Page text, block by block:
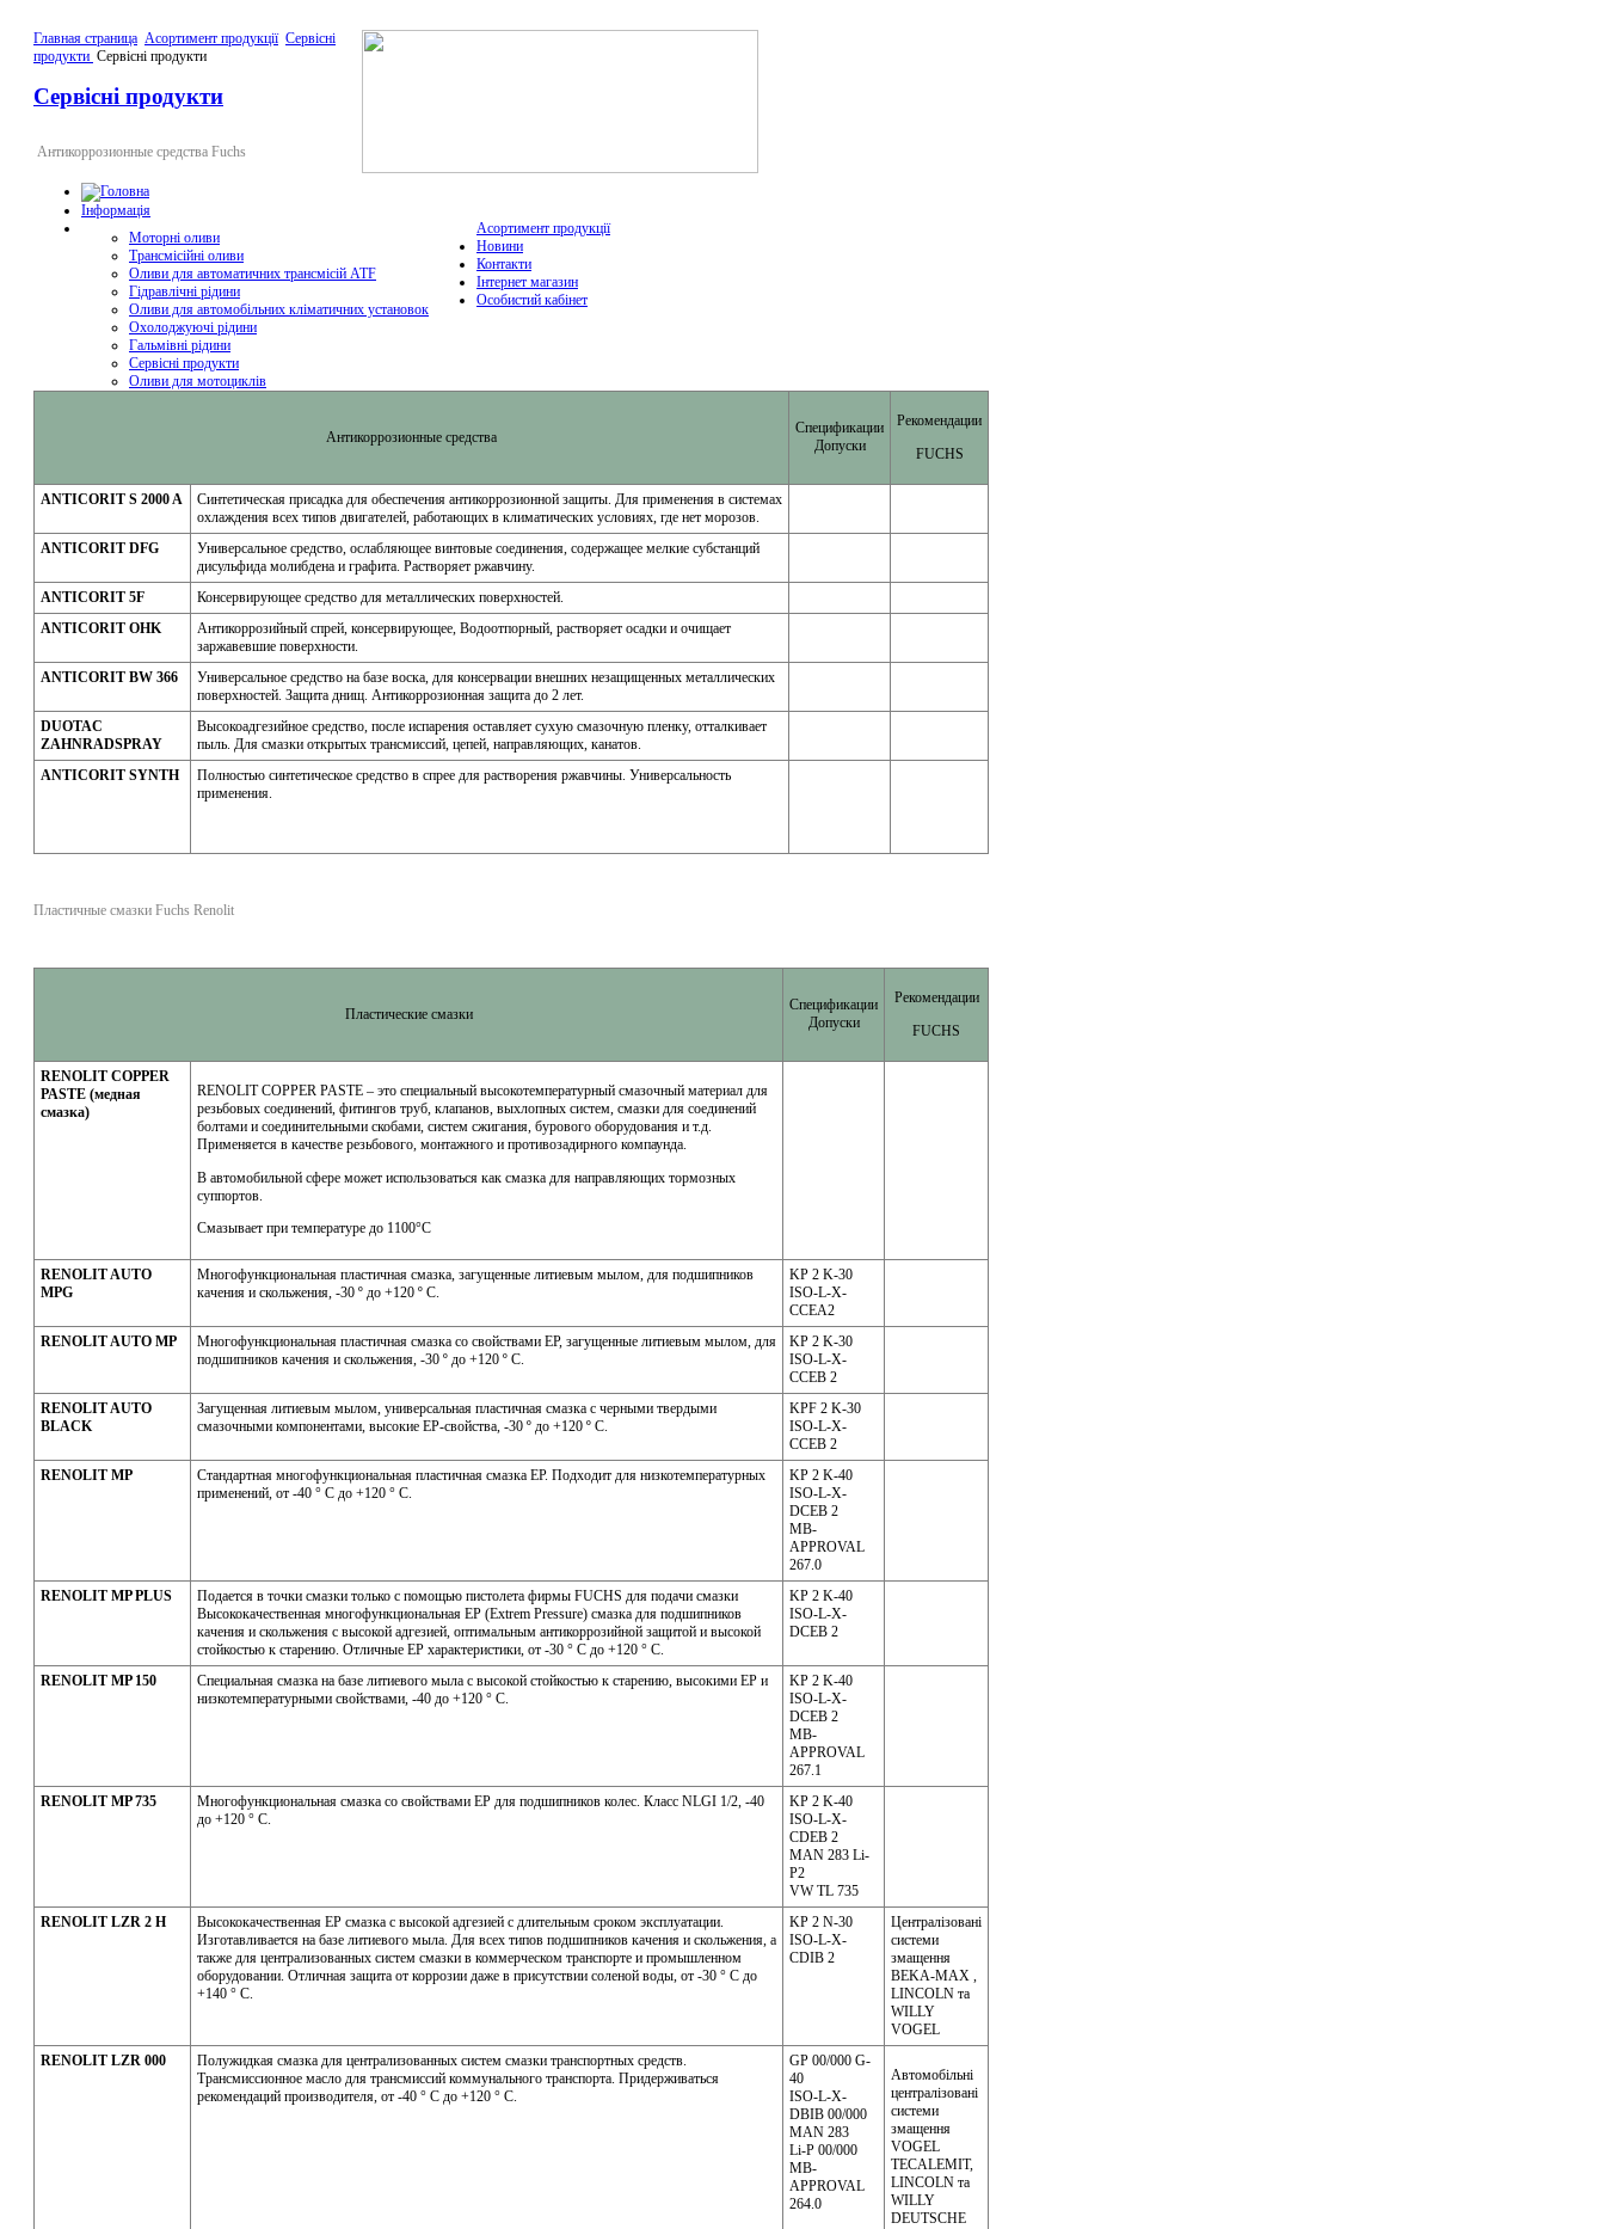
Інформація
Асортимент продукції
Моторні оливи
Трансмісійні оливи
Оливи для автоматичних трансмісій ATF
Гідравлічні рідини
Оливи для автомобільних кліматичних установок
Охолоджуючі рідини
Гальмівні рідини
Сервісні продукти
Оливи для мотоциклів
Новини
Контакти
Інтернет магазин
Особистий кабінет
Главная страница Асортимент продукції Сервісні
продукти Сервісні продукти
Сервісні продукти
Антикоррозионные средства Fuchs
Антикоррозионные средства
Спецификации
Допуски
Рекомендации
FUCHS
ANTICORIT S 2000 A
Синтетическая присадка для обеспечения антикоррозионной защиты. Для применения в системах
охлаждения всех типов двигателей, работающих в климатических условиях, где нет морозов.
ANTICORIT DFG
Универсальное средство, ослабляющее винтовые соединения, содержащее мелкие субстанций
дисульфида молибдена и графита. Растворяет ржавчину.
ANTICORIT 5F
Консервирующее средство для металлических поверхностей.
ANTICORIT OHK
Антикоррозийный спрей, консервирующее, Водоотпорный, растворяет осадки и очищает
заржавевшие поверхности.
ANTICORIT BW 366
Универсальное средство на базе воска, для консервации внешних незащищенных металлических
поверхностей. Защита днищ. Антикоррозионная защита до 2 лет.
DUOTAC
ZAHNRADSPRAY
Высокоадгезийное средство, после испарения оставляет сухую смазочную пленку, отталкивает
пыль. Для смазки открытых трансмиссий, цепей, направляющих, канатов.
ANTICORIT SYNTH
Полностью синтетическое средство в спрее для растворения ржавчины. Универсальность
применения.
Пластичные смазки Fuchs Renolit
Пластические смазки
Спецификации
Допуски
Рекомендации
FUCHS
RENOLIT COPPER
PASTE (медная
смазка)
RENOLIT COPPER PASTE – это специальный высокотемпературный смазочный материал для
резьбовых соединений, фитингов труб, клапанов, выхлопных систем, смазки для соединений
болтами и соединительными скобами, систем сжигания, бурового оборудования и т.д.
Применяется в качестве резьбового, монтажного и противозадирного компаунда.
В автомобильной сфере может использоваться как смазка для направляющих тормозных
суппортов.
Смазывает при температуре до 1100°C
RENOLIT AUTO
MPG
Многофункциональная пластичная смазка, загущенные литиевым мылом, для подшипников
качения и скольжения, -30 º до +120 º С.
KP 2 K-30
ISO-L-X-
CCEA2
RENOLIT AUTO MP
Многофункциональная пластичная смазка со свойствами ЕР, загущенные литиевым мылом, для
подшипников качения и скольжения, -30 º до +120 º С.
KP 2 K-30
ISO-L-X-
CCEB 2
RENOLIT AUTO
BLACK
Загущенная литиевым мылом, универсальная пластичная смазка с черными твердыми
смазочными компонентами, высокие ЕР-свойства, -30 º до +120 º С.
KPF 2 K-30
ISO-L-X-
CCEB 2
RENOLIT MP
Стандартная многофункциональная пластичная смазка ЕР. Подходит для низкотемпературных
применений, от -40 ° С до +120 ° С.
KP 2 K-40
ISO-L-X-
DCEB 2
MB-
APPROVAL
267.0
RENOLIT MP PLUS
Подается в точки смазки только с помощью пистолета фирмы FUCHS для подачи смазки
Высококачественная многофункциональная ЕР (Extrem Pressure) смазка для подшипников
качения и скольжения с высокой адгезией, оптимальным антикоррозийной защитой и высокой
стойкостью к старению. Отличные ЕР характеристики, от -30 ° С до +120 ° С.
KP 2 K-40
ISO-L-X-
DCEB 2
RENOLIT MP 150
Специальная смазка на базе литиевого мыла с высокой стойкостью к старению, высокими ЕР и
низкотемпературными свойствами, -40 до +120 ° С.
KP 2 K-40
ISO-L-X-
DCEB 2
MB-
APPROVAL
267.1
RENOLIT MP 735
Многофункциональная смазка со свойствами ЕР для подшипников колес. Класс NLGI 1/2, -40
до +120 ° С.
KP 2 K-40
ISO-L-X-
CDEB 2
MAN 283 Li-
P2
VW TL 735
RENOLIT LZR 2 H
Высококачественная ЕР смазка с высокой адгезией с длительным сроком эксплуатации.
Изготавливается на базе литиевого мыла. Для всех типов подшипников качения и скольжения, а
также для централизованных систем смазки в коммерческом транспорте и промышленном
оборудовании. Отличная защита от коррозии даже в присутствии соленой воды, от -30 ° С до
+140 ° С.
KP 2 N-30
ISO-L-X-
CDIB 2
Централізовані
системи
змащення
BEKA-MAX ,
LINCOLN та
WILLY
VOGEL
RENOLIT LZR 000
Полужидкая смазка для централизованных систем смазки транспортных средств.
Трансмиссионное масло для трансмиссий коммунального транспорта. Придерживаться
рекомендаций производителя, от -40 ° С до +120 ° С.
GP 00/000 G-
40
ISO-L-X-
DBIB 00/000
MAN 283
Li-P 00/000
MB-
APPROVAL
264.0
Автомобільні
централізовані
системи
змащення
VOGEL
TECALEMIT,
LINCOLN та
WILLY
DEUTSCHE